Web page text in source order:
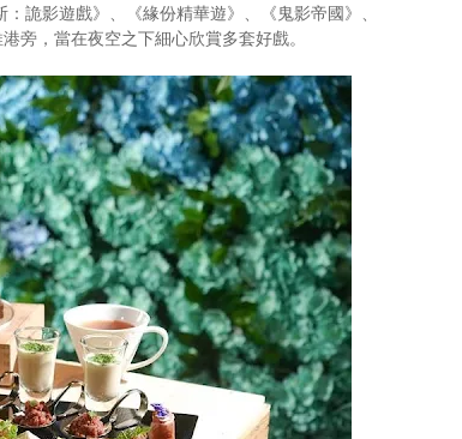
詭影遊戲》、《緣份精華遊》、《鬼影帝國》、
旁，當在夜空之下細心欣賞多套好戲。